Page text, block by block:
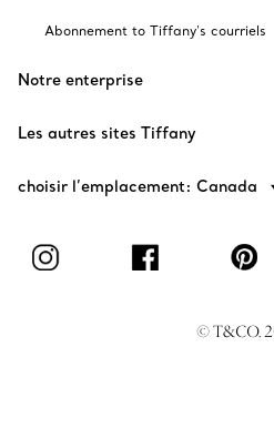
Abonnement to Tiffany's courriels
Notre enterprise
Les autres sites Tiffany
choisir l’emplacement: Canada
© T&CO.